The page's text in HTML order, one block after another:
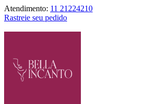
Atendimento: 11 21224210
Rastreie seu pedido